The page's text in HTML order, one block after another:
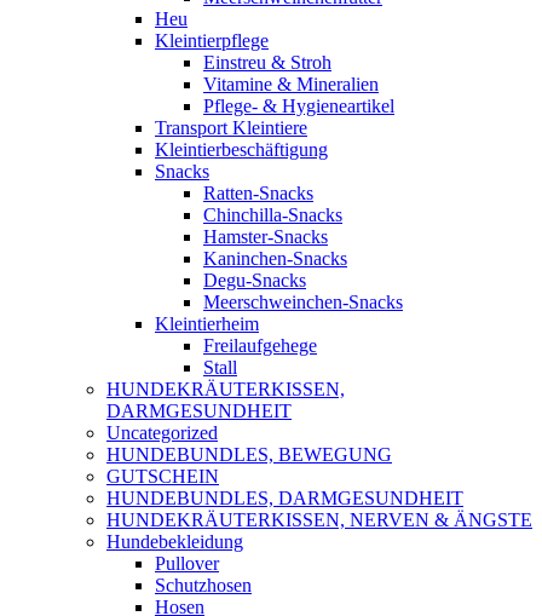
Heu
Kleintierpflege
Einstreu & Stroh
Vitamine & Mineralien
Pflege- & Hygieneartikel
Transport Kleintiere
Kleintierbeschäftigung
Snacks
Ratten-Snacks
Chinchilla-Snacks
Hamster-Snacks
Kaninchen-Snacks
Degu-Snacks
Meerschweinchen-Snacks
Kleintierheim
Freilaufgehege
Stall
HUNDEKRÄUTERKISSEN,
DARMGESUNDHEIT
Uncategorized
HUNDEBUNDLES, BEWEGUNG
GUTSCHEIN
HUNDEBUNDLES, DARMGESUNDHEIT
HUNDEKRÄUTERKISSEN, NERVEN & ÄNGSTE
Hundebekleidung
Pullover
Schutzhosen
Hosen